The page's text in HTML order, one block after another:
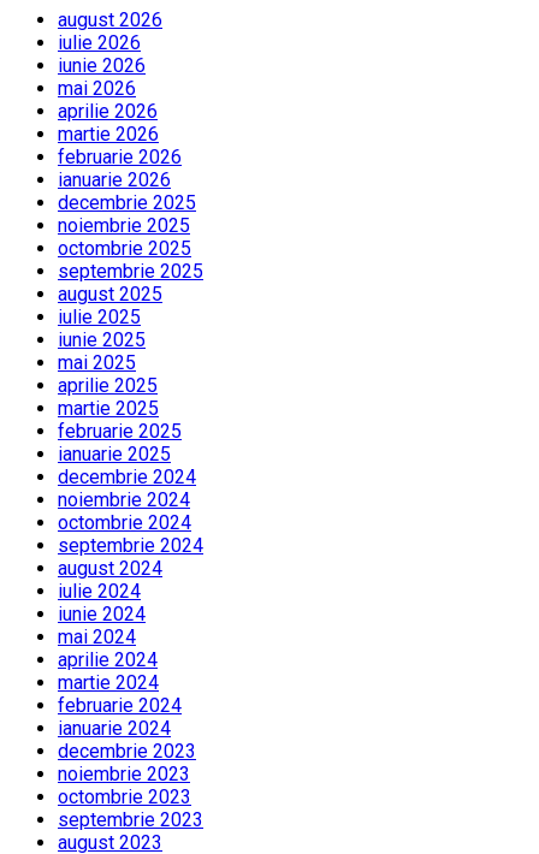
august 2026
iulie 2026
iunie 2026
mai 2026
aprilie 2026
martie 2026
februarie 2026
ianuarie 2026
decembrie 2025
noiembrie 2025
octombrie 2025
septembrie 2025
august 2025
iulie 2025
iunie 2025
mai 2025
aprilie 2025
martie 2025
februarie 2025
ianuarie 2025
decembrie 2024
noiembrie 2024
octombrie 2024
septembrie 2024
august 2024
iulie 2024
iunie 2024
mai 2024
aprilie 2024
martie 2024
februarie 2024
ianuarie 2024
decembrie 2023
noiembrie 2023
octombrie 2023
septembrie 2023
august 2023